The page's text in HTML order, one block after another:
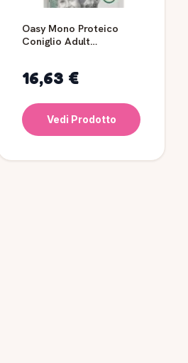
Oasy Mono Proteico
Coniglio Adult
16,63 €
Vedi Prodotto